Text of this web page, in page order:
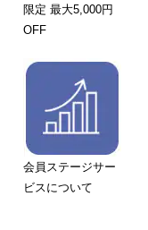
限定 最大5,000円
OFF
会員ステージサー
ビスについて